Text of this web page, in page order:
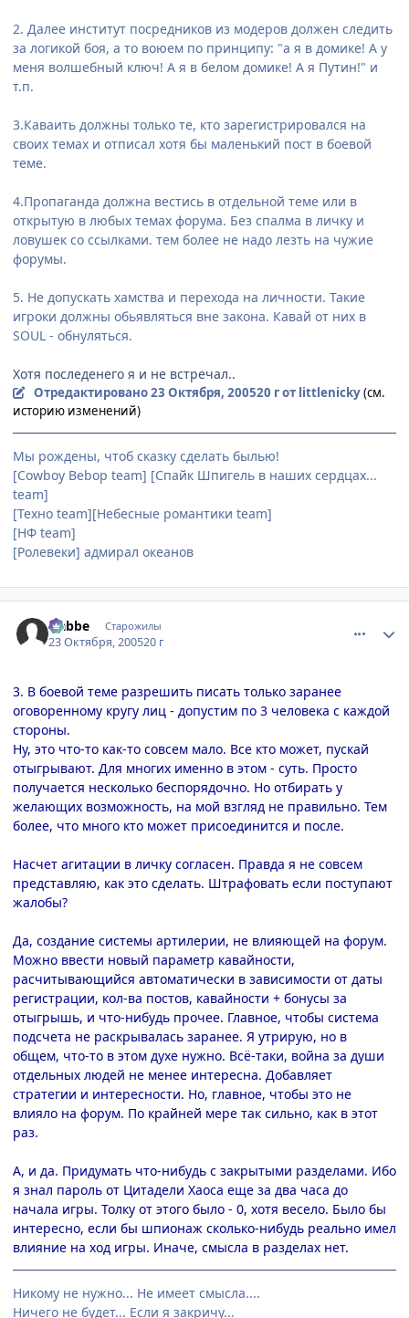
2. Далее институт посредников из модеров должен следить
за логикой боя, а то воюем по принципу: "а я в домике! А у
меня волшебный ключ! А я в белом домике! А я Путин!" и
т.п.
3.Каваить должны только те, кто зарегистрировался на
своих темах и отписал хотя бы маленький пост в боевой
теме.
4.Пропаганда должна вестись в отдельной теме или в
открытую в любых темах форума. Без спалма в личку и
ловушек со ссылками. тем более не надо лезть на чужие
форумы.
5. Не допускать хамства и перехода на личности. Такие
игроки должны обьявляться вне закона. Кавай от них в
SOUL - обнуляться.
Хотя последенего я и не встречал..
Отредактировано23 Октября, 200520 гот littlenicky(см.
историю изменений)
Мы рождены, чтоб сказку сделать былью!
[Cowboy Bebop team] [Спайк Шпигель в наших сердцах...
team]
[Техно team][Небесные романтики team]
[НФ team]
[Ролевеки] адмирал океанов
Nabbe Старожилы
23 Октября, 200520 г
3. В боевой теме разрешить писать только заранее
оговоренному кругу лиц - допустим по 3 человека с каждой
стороны.
Ну, это что-то как-то совсем мало. Все кто может, пускай
отыгрывают. Для многих именно в этом - суть. Просто
получается несколько беспорядочно. Но отбирать у
желающих возможность, на мой взгляд не правильно. Тем
более, что много кто может присоединится и после.
Насчет агитации в личку согласен. Правда я не совсем
представляю, как это сделать. Штрафовать если поступают
жалобы?
Да, создание системы артилерии, не влияющей на форум.
Можно ввести новый параметр кавайности,
расчитывающийся автоматически в зависимости от даты
регистрации, кол-ва постов, кавайности + бонусы за
отыгрышь, и что-нибудь прочее. Главное, чтобы система
подсчета не раскрывалась заранее. Я утрирую, но в
общем, что-то в этом духе нужно. Всё-таки, война за души
отдельных людей не менее интересна. Добавляет
стратегии и интересности. Но, главное, чтобы это не
влияло на форум. По крайней мере так сильно, как в этот
раз.
А, и да. Придумать что-нибудь с закрытыми разделами. Ибо
я знал пароль от Цитадели Хаоса еще за два часа до
начала игры. Толку от этого было - 0, хотя весело. Было бы
интересно, если бы шпионаж сколько-нибудь реально имел
влияние на ход игры. Иначе, смысла в разделах нет.
Никому не нужно... Не имеет смысла....
Ничего не будет... Если я закричу...